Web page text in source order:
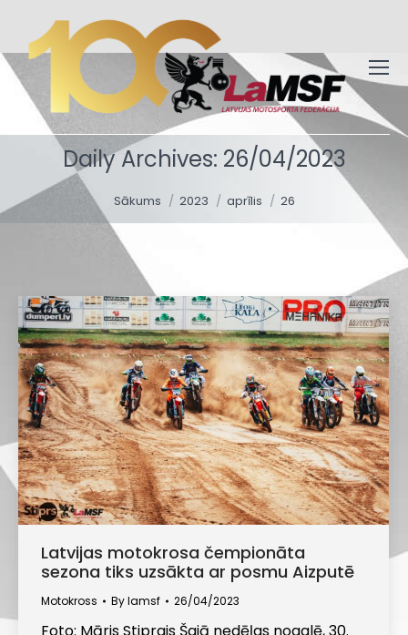
Daily Archives: 26/04/2023
Sākums 2023 aprīlis 26
Latvijas motokrosa čempionāta
sezona tiks uzsākta ar posmu Aizputē
Motokross Bylamsf 26/04/2023